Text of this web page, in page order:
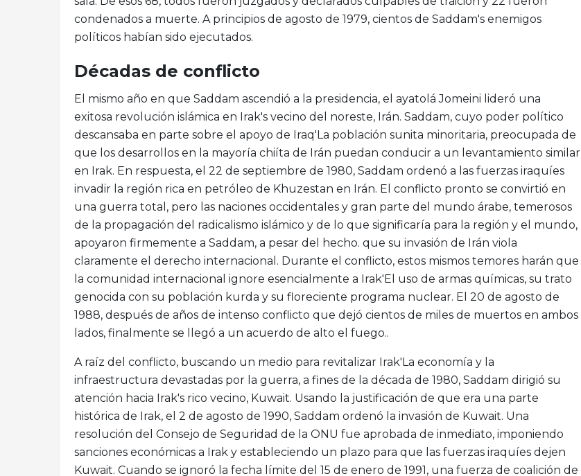
condenados a muerte. A principios de agosto de 1979, cientos de Saddam's enemigos
políticos habían sido ejecutados.
Décadas de conflicto
El mismo año en que Saddam ascendió a la presidencia, el ayatolá Jomeini lideró una
exitosa revolución islámica en Irak's vecino del noreste, Irán. Saddam, cuyo poder político
descansaba en parte sobre el apoyo de Iraq'La población sunita minoritaria, preocupada de
que los desarrollos en la mayoría chiíta de Irán puedan conducir a un levantamiento similar
en Irak. En respuesta, el 22 de septiembre de 1980, Saddam ordenó a las fuerzas iraquíes
invadir la región rica en petróleo de Khuzestan en Irán. El conflicto pronto se convirtió en
una guerra total, pero las naciones occidentales y gran parte del mundo árabe, temerosos
de la propagación del radicalismo islámico y de lo que significaría para la región y el mundo,
apoyaron firmemente a Saddam, a pesar del hecho. que su invasión de Irán viola
claramente el derecho internacional. Durante el conflicto, estos mismos temores harán que
la comunidad internacional ignore esencialmente a Irak'El uso de armas químicas, su trato
genocida con su población kurda y su floreciente programa nuclear. El 20 de agosto de
1988, después de años de intenso conflicto que dejó cientos de miles de muertos en ambos
lados, finalmente se llegó a un acuerdo de alto el fuego..
A raíz del conflicto, buscando un medio para revitalizar Irak'La economía y la
infraestructura devastadas por la guerra, a fines de la década de 1980, Saddam dirigió su
atención hacia Irak's rico vecino, Kuwait. Usando la justificación de que era una parte
histórica de Irak, el 2 de agosto de 1990, Saddam ordenó la invasión de Kuwait. Una
resolución del Consejo de Seguridad de la ONU fue aprobada de inmediato, imponiendo
sanciones económicas a Irak y estableciendo un plazo para que las fuerzas iraquíes dejen
Kuwait. Cuando se ignoró la fecha límite del 15 de enero de 1991, una fuerza de coalición de